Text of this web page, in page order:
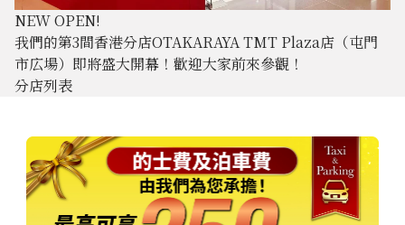
NEW OPEN!
我們的第3間香港分店OTAKARAYA TMT Plaza店（屯門
市広場）即將盛大開幕！歡迎大家前來參觀！
分店列表